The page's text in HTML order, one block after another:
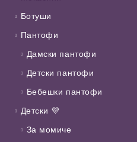
Ботуши
Пантофи
Дамски пантофи
Детски пантофи
Бебешки пантофи
Детски 💜
За момиче